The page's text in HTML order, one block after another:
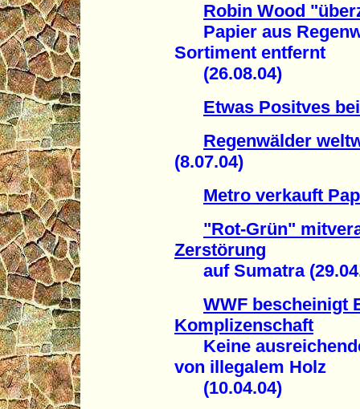
Robin Wood
Papier aus
Sortiment entfernt
(26.08.04)
Etwas Positves
Regenwälder
(8.07.04)
Metro verkauft
"Rot-Grün"
Zerstörung
auf Sumatra
WWF bescheinigt
Komplizenschaft
Keine
von illegalem Holz
(10.04.04)